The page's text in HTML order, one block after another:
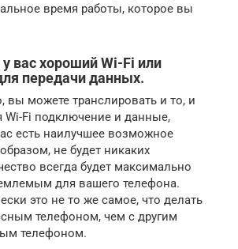
время работы, которое вы
у вас хороший Wi-Fi или
передачи данных.
вы можете транслировать и то, и
Wi-Fi подключение и данные,
есть наилучшее возможное
не будет никаких
всегда будет максимально
для вашего телефона.
это не то же самое, что делать
телефоном, чем с другим
телефоном.